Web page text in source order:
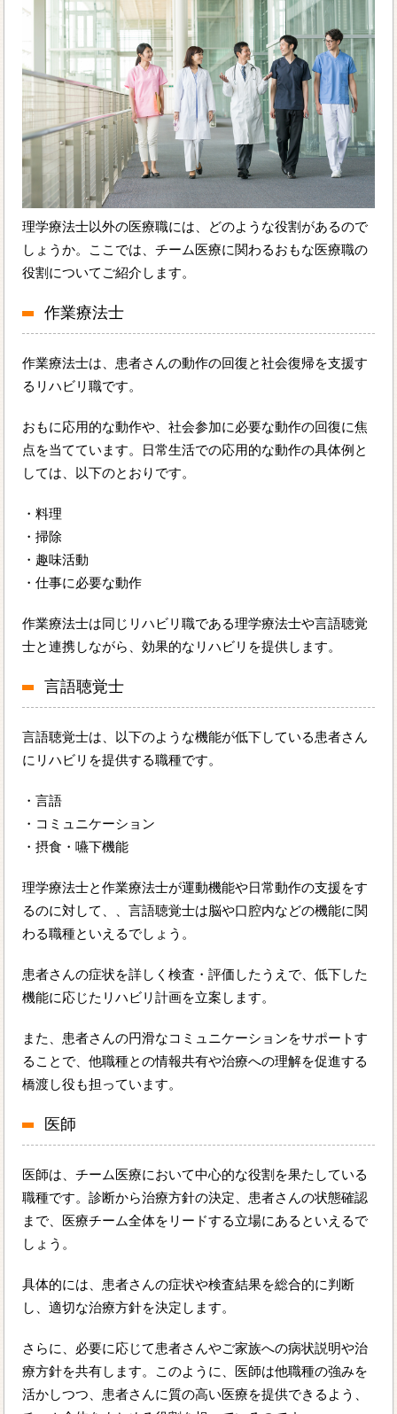
理学療法士以外の医療職には、どのような役割があるので
しょうか。ここでは、チーム医療に関わるおもな医療職の
役割についてご紹介します。
作業療法士
作業療法士は、患者さんの動作の回復と社会復帰を支援す
るリハビリ職です。
おもに応用的な動作や、社会参加に必要な動作の回復に焦
点を当てています。日常生活での応用的な動作の具体例と
しては、以下のとおりです。
・料理
・掃除
・趣味活動
・仕事に必要な動作
作業療法士は同じリハビリ職である理学療法士や言語聴覚
士と連携しながら、効果的なリハビリを提供します。
言語聴覚士
言語聴覚士は、以下のような機能が低下している患者さん
にリハビリを提供する職種です。
・言語
・コミュニケーション
・摂食・嚥下機能
理学療法士と作業療法士が運動機能や日常動作の支援をす
るのに対して、、言語聴覚士は脳や口腔内などの機能に関
わる職種といえるでしょう。
患者さんの症状を詳しく検査・評価したうえで、低下した
機能に応じたリハビリ計画を立案します。
また、患者さんの円滑なコミュニケーションをサポートす
ることで、他職種との情報共有や治療への理解を促進する
橋渡し役も担っています。
医師
医師は、チーム医療において中心的な役割を果たしている
職種です。診断から治療方針の決定、患者さんの状態確認
まで、医療チーム全体をリードする立場にあるといえるで
しょう。
具体的には、患者さんの症状や検査結果を総合的に判断
し、適切な治療方針を決定します。
さらに、必要に応じて患者さんやご家族への病状説明や治
療方針を共有します。このように、医師は他職種の強みを
活かしつつ、患者さんに質の高い医療を提供できるよう、